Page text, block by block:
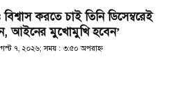
করতে চাই তিনি ডিসেম্বরেই
আইনের মুখোমুখি হবেন’
৭, ২০২৬; সময় : ৩:৫০ অপরাহ্ণ